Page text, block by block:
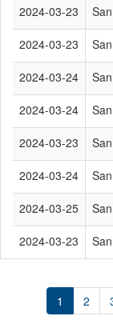
2024-03-23
2024-03-23
2024-03-24
2024-03-24
2024-03-23
2024-03-24
2024-03-25
2024-03-23
1 2